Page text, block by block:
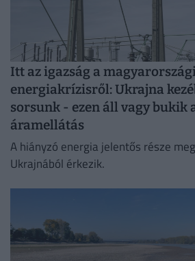
Itt az igazság a
energiakrízisről: Ukrajna
sorsunk - ezen áll vagy bukik
áramellátás
A hiányzó energia jelentős része
Ukrajnából érkezik.